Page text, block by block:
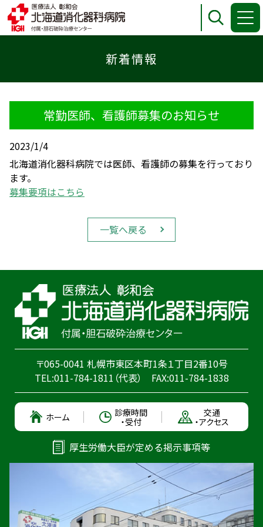
新着情報
臨床研究センターについて
個人情報保護について
常勤医師、看護師募集のお知らせ
2023/1/4
北海道消化器科病院では医師、看護師の募集を行っており
ます。
募集要項はこちら
一覧へ戻る
〒065-0041 札幌市東区本町1条１丁目2番10号
TEL:011-784-1811 （代表） FAX:011-784-1838
ホーム
診療時間
・受付
交通
・アクセス
厚生労働大臣が定める掲示事項等